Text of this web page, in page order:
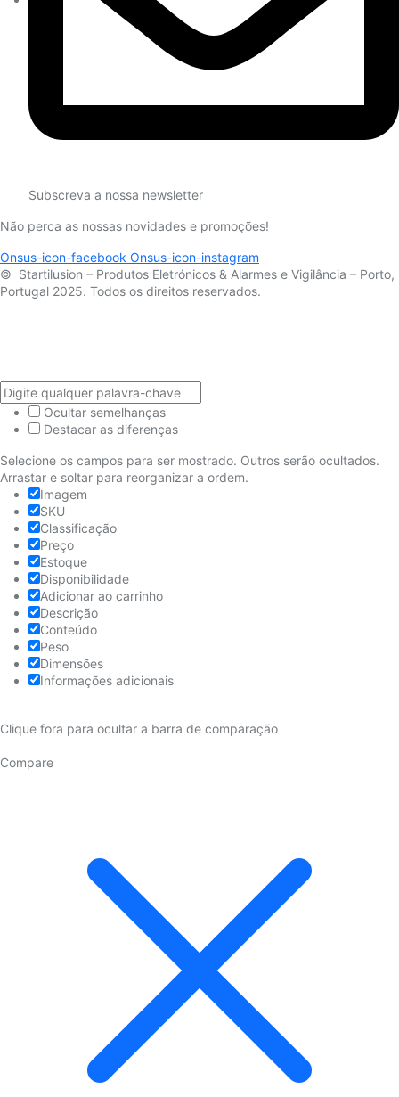
Subscreva a nossa newsletter
Não perca as nossas novidades e promoções!
Onsus-icon-facebook Onsus-icon-instagram
© Startilusion – Produtos Eletrónicos & Alarmes e Vigilância – Porto,
Portugal 2025. Todos os direitos reservados.
Ocultar semelhanças
Destacar as diferenças
Selecione os campos para ser mostrado. Outros serão ocultados.
Arrastar e soltar para reorganizar a ordem.
Imagem
SKU
Classificação
Preço
Estoque
Disponibilidade
Adicionar ao carrinho
Descrição
Conteúdo
Peso
Dimensões
Informações adicionais
Clique fora para ocultar a barra de comparação
Compare